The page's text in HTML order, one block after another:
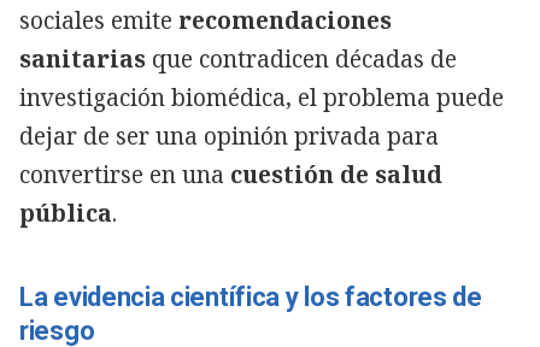
sociales emite recomendaciones
sanitarias que contradicen décadas de
investigación biomédica, el problema puede
dejar de ser una opinión privada para
convertirse en una cuestión de salud
pública.
La evidencia científica y los factores de
riesgo